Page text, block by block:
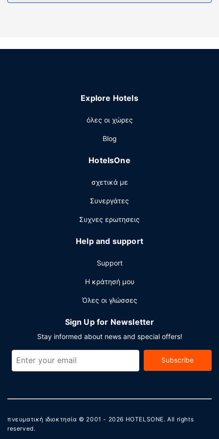
Explore Hotels
όλες οι χώρες
Blog
HotelsOne
σχετικά με
Συνεργάτες
Συχνες ερωτησεις
Help and support
Support
Η κράτησή μου
Όλες οι γλώσσες
Sign Up for Newsletter
Stay informed about news and special offers!
Subscribe
πνευματική ιδιοκτησία © 2001 - 2026 HOTELSONE. All rights
reserved.